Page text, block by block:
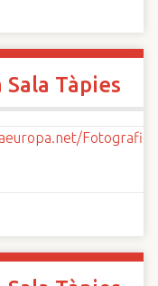
Tàpies